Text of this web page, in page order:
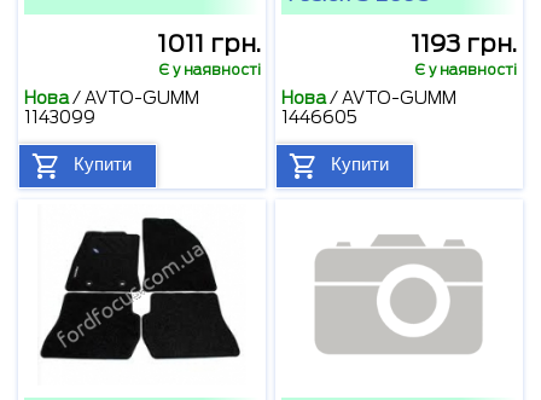
1011 грн.
Є у наявності
Нова/AVTO-GUMM
1143099
Купити
1193 грн.
Є у наявності
Нова/AVTO-GUMM
1446605
Купити